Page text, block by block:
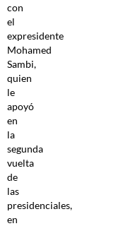
con
el
expresidente
Mohamed
Sambi,
quien
le
apoyó
en
la
segunda
vuelta
de
las
presidenciales,
en